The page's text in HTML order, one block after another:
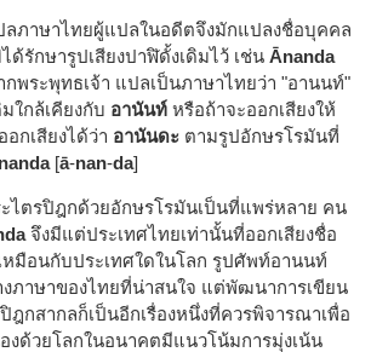
ภาษาไทยผู้แปลในอดีตจึงมักแปลงชื่อบุคคล
ด้รักษารูปเสียงปาฬิดั้งเดิมไว้ เช่น Ānanda
พระพุทธเจ้า แปลเป็นภาษาไทยว่า "อานนท์"
ใกล้เคียงกับ อานันท์ หรือถ้าจะออกเสียงให้
อกเสียงได้ว่า อานันดะ ตามรูปอักษรโรมันที่
[ā-nan-da]
ไตรปิฎกด้วยอักษรโรมันเป็นที่แพร่หลาย คน
จึงมีแต่ประเทศไทยเท่านั้นที่ออกเสียงชื่อ
หมือนกับประเทศใดในโลก รูปศัพท์อานนท์
ภาษาของไทยที่น่าสนใจ แต่พัฒนาการเขียน
ฎกสากลก็เป็นอีกเรื่องหนึ่งที่ควรพิจารณาเพื่อ
งด้วยโลกในอนาคตมีแนวโน้มการมุ่งเน้น